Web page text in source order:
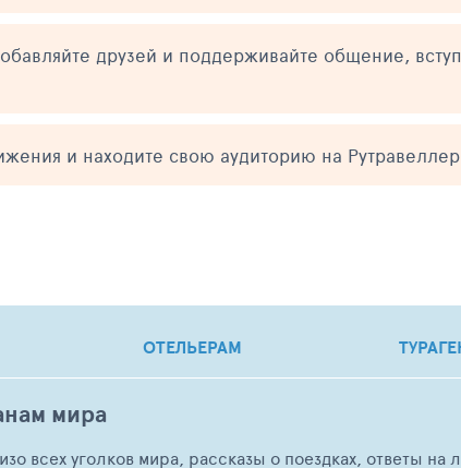
друзей и поддерживайте общение,
и находите свою аудиторию на Рутравеллер
ОТЕЛЬЕРАМ
мира
всех уголков мира, рассказы о поездках, ответы